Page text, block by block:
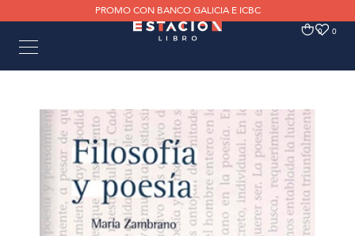
PROMO CON BANCO GALICIA E ICBC
0 0